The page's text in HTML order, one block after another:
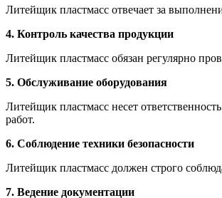
Литейщик пластмасс отвечает за
4. Контроль качества продукции
Литейщик пластмасс обязан регулярно
5. Обслуживание оборудования
Литейщик пластмасс несет
работ.
6. Соблюдение техники безопасности
Литейщик пластмасс должен строго
7. Ведение документации